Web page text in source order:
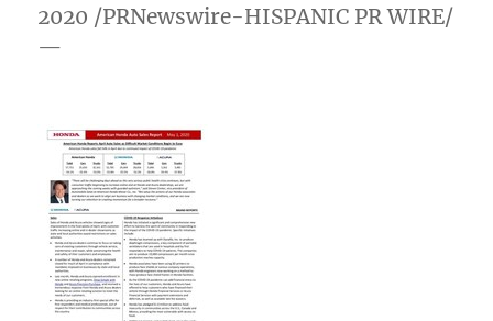
2020 /PRNewswire-HISPANIC PR WIRE/
—